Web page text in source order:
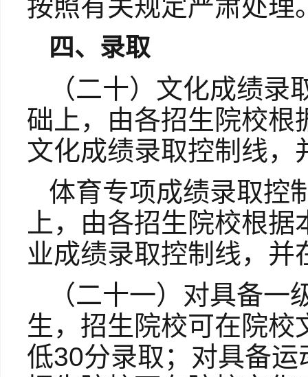
按照有关规定严肃处理
四、录取
（二十）文化成绩
础上，由各招生院校根
文化成绩录取控制线，
体育专项成绩录取控
上，由各招生院校根
业成绩录取控制线，并
（二十一）对具备
生，招生院校可在院校
低30分录取；对具备